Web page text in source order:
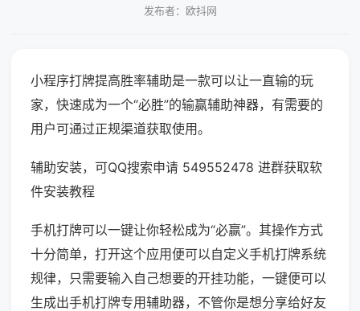
发布者：欧抖网
小程序打牌提高胜率辅助是一款可以让一直输的玩
家，快速成为一个“必胜”的输赢辅助神器，有需要的
用户可通过正规渠道获取使用。
辅助安装，可QQ搜索申请 549552478 进群获取软
件安装教程
手机打牌可以一键让你轻松成为“必赢”。其操作方式
十分简单，打开这个应用便可以自定义手机打牌系统
规律，只需要输入自己想要的开挂功能，一键便可以
生成出手机打牌专用辅助器，不管你是想分享给好友